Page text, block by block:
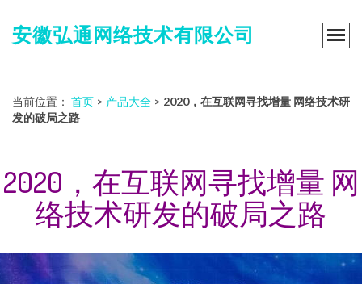
安徽弘通网络技术有限公司
当前位置： 首页 > 产品大全 > 2020，在互联网寻找增量 网络技术研
发的破局之路
2020，在互联网寻找增量 网
络技术研发的破局之路